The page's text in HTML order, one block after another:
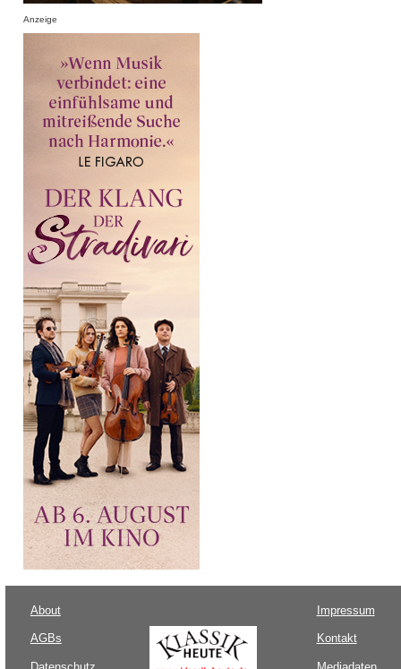
Anzeige
About
AGBs
Impressum
Kontakt